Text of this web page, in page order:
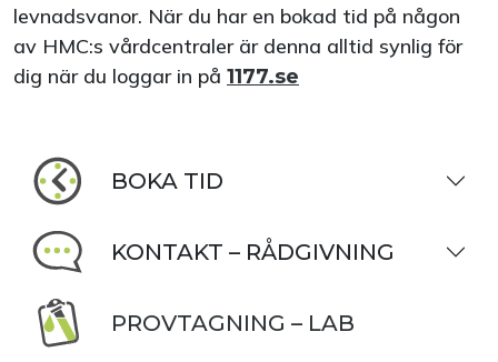
levnadsvanor. När du har en bokad tid på någon
av HMC:s vårdcentraler är denna alltid synlig för
dig när du loggar in på 1177.se
BOKA TID
KONTAKT – RÅDGIVNING
PROVTAGNING – LAB